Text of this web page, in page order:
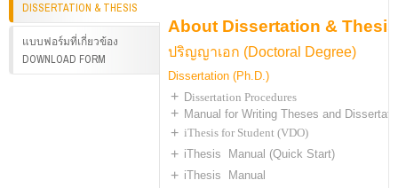
DISSERTATION & THESIS
แบบฟอร์มที่เกี่ยวข้อง
DOWNLOAD FORM
About Dissertation & Thesis
ปริญญาเอก (Doctoral Degree)
Dissertation (Ph.D.)
+ Dissertation Procedures
+ Manual for Writing Theses and
+ iThesis for Student (VDO)
+ iThesis Manual (Quick Start)
+ iThesis Manual